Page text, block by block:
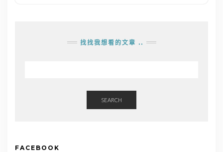
找找我想看的文章 ..
SEARCH
FACEBOOK